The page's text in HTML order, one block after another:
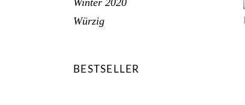
Winter 2020
Würzig
BESTSELLER